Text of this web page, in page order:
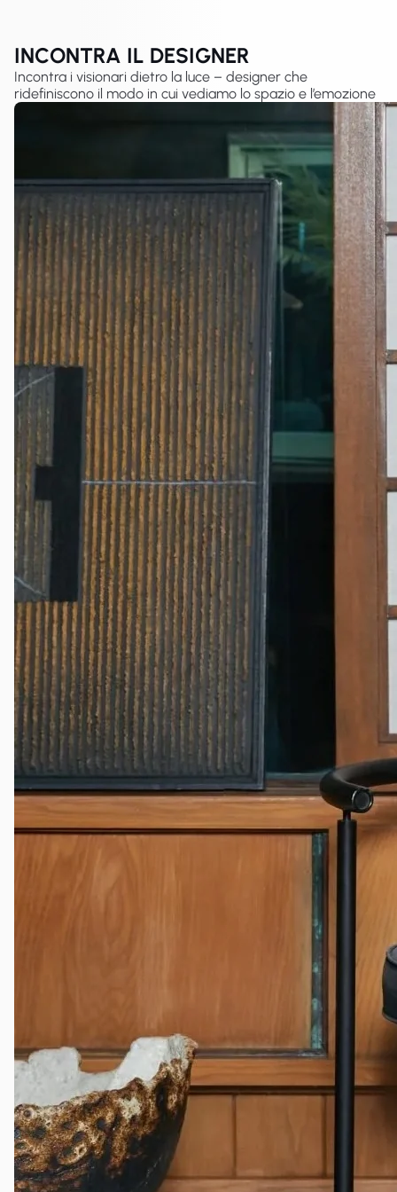
INCONTRA IL DESIGNER
Incontra i visionari dietro la luce – designer che
ridefiniscono il modo in cui vediamo lo spazio e l’emozione